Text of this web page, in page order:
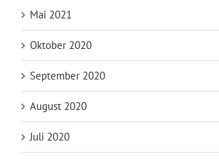
Mai 2021
Oktober 2020
September 2020
August 2020
Juli 2020